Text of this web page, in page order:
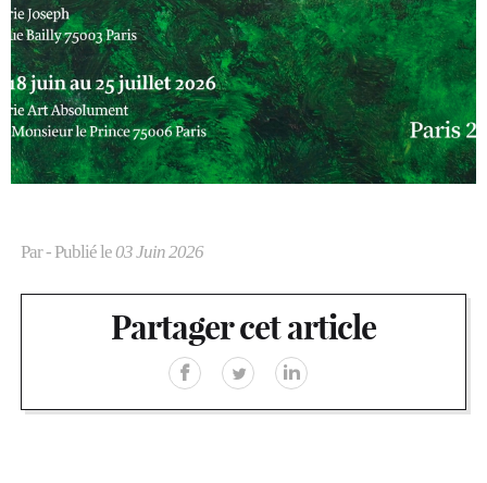
Par- Publié le03 Juin 2026
Partager cet article